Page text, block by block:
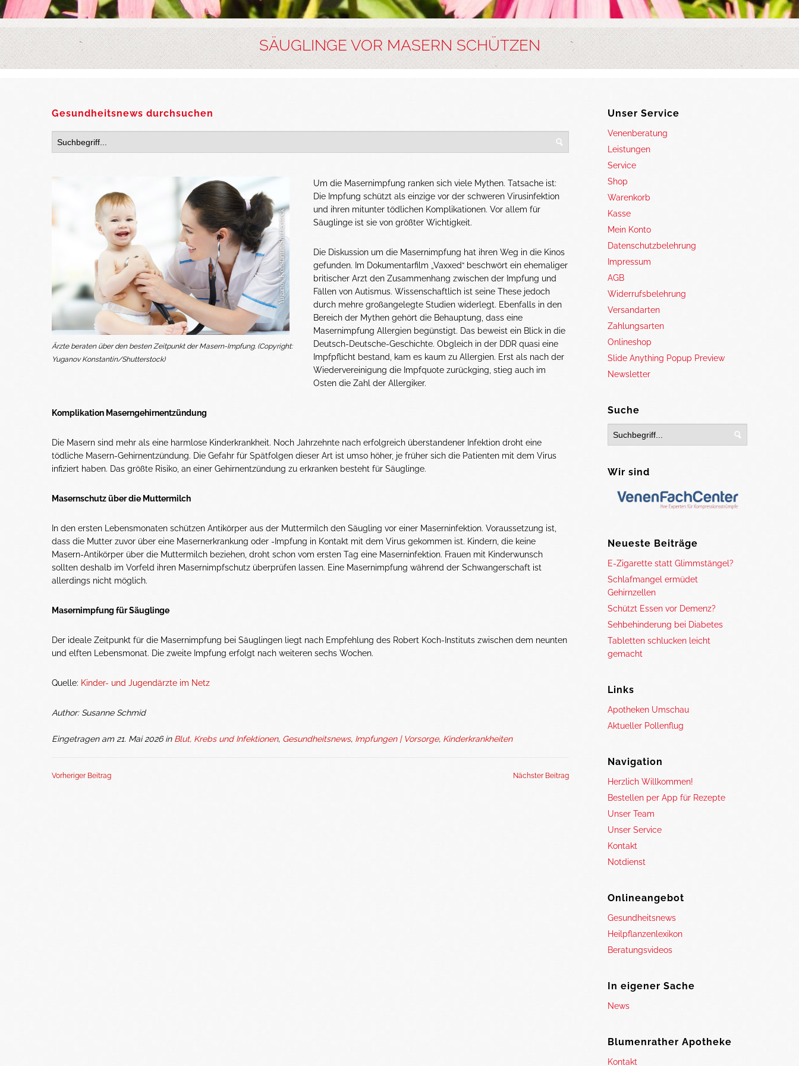
SÄUGLINGE VOR MASERN SCHÜTZEN
Gesundheitsnews durchsuchen
Ärzte beraten über den besten Zeitpunkt der Masern-Impfung. (Copyright:
Yuganov Konstantin/Shutterstock)
Um die Masernimpfung ranken sich viele Mythen. Tatsache ist:
Die Impfung schützt als einzige vor der schweren Virusinfektion
und ihren mitunter tödlichen Komplikationen. Vor allem für
Säuglinge ist sie von größter Wichtigkeit.
Die Diskussion um die Masernimpfung hat ihren Weg in die Kinos
gefunden. Im Dokumentarfilm „Vaxxed“ beschwört ein ehemaliger
britischer Arzt den Zusammenhang zwischen der Impfung und
Fällen von Autismus. Wissenschaftlich ist seine These jedoch
durch mehre großangelegte Studien widerlegt. Ebenfalls in den
Bereich der Mythen gehört die Behauptung, dass eine
Masernimpfung Allergien begünstigt. Das beweist ein Blick in die
Deutsch-Deutsche-Geschichte. Obgleich in der DDR quasi eine
Impfpflicht bestand, kam es kaum zu Allergien. Erst als nach der
Wiedervereinigung die Impfquote zurückging, stieg auch im
Osten die Zahl der Allergiker.
Komplikation Maserngehirnentzündung
Die Masern sind mehr als eine harmlose Kinderkrankheit. Noch Jahrzehnte nach erfolgreich überstandener Infektion droht eine
tödliche Masern-Gehirnentzündung. Die Gefahr für Spätfolgen dieser Art ist umso höher, je früher sich die Patienten mit dem Virus
infiziert haben. Das größte Risiko, an einer Gehirnentzündung zu erkranken besteht für Säuglinge.
Masernschutz über die Muttermilch
In den ersten Lebensmonaten schützen Antikörper aus der Muttermilch den Säugling vor einer Maserninfektion. Voraussetzung ist,
dass die Mutter zuvor über eine Masernerkrankung oder -Impfung in Kontakt mit dem Virus gekommen ist. Kindern, die keine
Masern-Antikörper über die Muttermilch beziehen, droht schon vom ersten Tag eine Maserninfektion. Frauen mit Kinderwunsch
sollten deshalb im Vorfeld ihren Masernimpfschutz überprüfen lassen. Eine Masernimpfung während der Schwangerschaft ist
allerdings nicht möglich.
Masernimpfung für Säuglinge
Der ideale Zeitpunkt für die Masernimpfung bei Säuglingen liegt nach Empfehlung des Robert Koch-Instituts zwischen dem neunten
und elften Lebensmonat. Die zweite Impfung erfolgt nach weiteren sechs Wochen.
Quelle: Kinder- und Jugendärzte im Netz
Author: Susanne Schmid
Eingetragen am 21. Mai 2026 in Blut, Krebs und Infektionen, Gesundheitsnews, Impfungen | Vorsorge, Kinderkrankheiten
Vorheriger Beitrag Nächster Beitrag
Unser Service
Venenberatung
Leistungen
Service
Shop
Warenkorb
Kasse
Mein Konto
Datenschutzbelehrung
Impressum
AGB
Widerrufsbelehrung
Versandarten
Zahlungsarten
Onlineshop
Slide Anything Popup Preview
Newsletter
Suche
Wir sind
Neueste Beiträge
E-Zigarette statt Glimmstängel?
Schlafmangel ermüdet
Gehirnzellen
Schützt Essen vor Demenz?
Sehbehinderung bei Diabetes
Tabletten schlucken leicht
gemacht
Links
Apotheken Umschau
Aktueller Pollenflug
Navigation
Herzlich Willkommen!
Bestellen per App für Rezepte
Unser Team
Unser Service
Kontakt
Notdienst
Onlineangebot
Gesundheitsnews
Heilpflanzenlexikon
Beratungsvideos
In eigener Sache
News
Blumenrather Apotheke
Kontakt